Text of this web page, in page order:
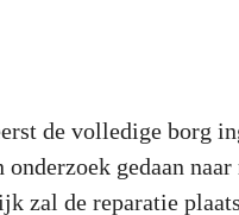
de volledige borg
onderzoek gedaan
zal de reparatie